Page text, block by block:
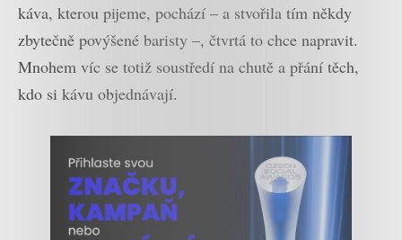
káva, kterou pijeme, pochází – a stvořila tím někdy
zbytečně povýšené baristy –, čtvrtá to chce napravit.
Mnohem víc se totiž soustředí na chutě a přání těch,
kdo si kávu objednávají.